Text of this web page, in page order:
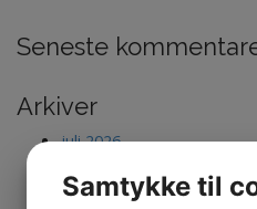
Seneste
Arkiver
juli 2026
marts 2026
Samtykke til